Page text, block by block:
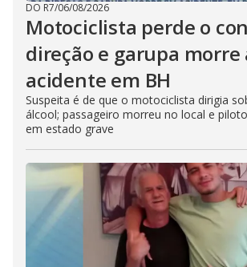
DO R7/06/08/2026
Motociclista perde o
direção e garupa morre
acidente em BH
Suspeita é de que o motociclista dirigia
álcool; passageiro morreu no local e
em estado grave